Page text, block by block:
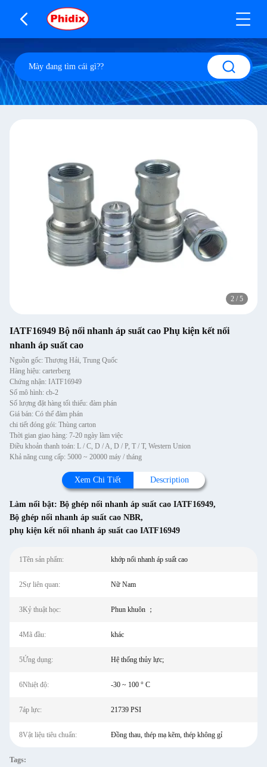
2 / 5
IATF16949 Bộ nối nhanh áp suất cao Phụ kiện kết nối
nhanh áp suất cao
Nguồn gốc: Thượng Hải, Trung Quốc
Hàng hiệu: carterberg
Chứng nhận: IATF16949
Số mô hình: cb-2
Số lượng đặt hàng tối thiểu: đàm phán
Giá bán: Có thể đàm phán
chi tiết đóng gói: Thùng carton
Thời gian giao hàng: 7-20 ngày làm việc
Điều khoản thanh toán: L / C, D / A, D / P, T / T, Western Union
Khả năng cung cấp: 5000 ~ 20000 máy / tháng
Xem Chi Tiết Description
Làm nổi bật: Bộ ghép nối nhanh áp suất cao IATF16949,
Bộ ghép nối nhanh áp suất cao NBR,
phụ kiện kết nối nhanh áp suất cao IATF16949
1Tên sản phẩm: khớp nối nhanh áp suất cao
2Sự liên quan: Nữ Nam
3Kỷ thuật học: Phun khuôn ；
4Mã đầu: khác
5Ứng dụng: Hệ thống thủy lực;
6Nhiệt độ: -30 ~ 100 ° C
7áp lực: 21739 PSI
8Vật liệu tiêu chuẩn: Đồng thau, thép mạ kẽm, thép không gỉ
Tags: